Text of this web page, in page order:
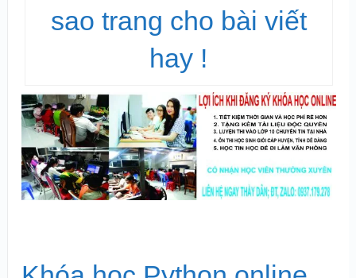
sao trang cho bài viết
hay !